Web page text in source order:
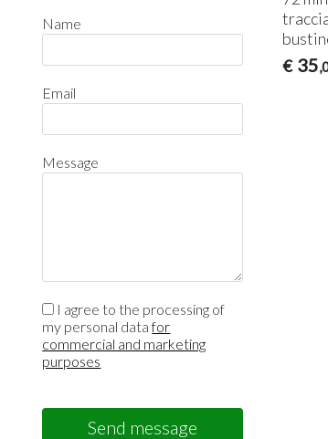
€ 35
Name
Email
Message
I agree to the processing of
my personal datafor
commercial and marketing
purposes
Send message